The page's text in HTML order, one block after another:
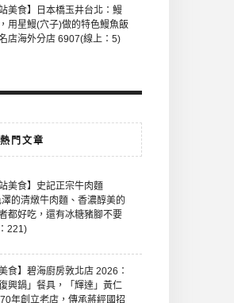
美食】日本橋玉井台北：鰻
用星鰻(穴子)做的特色鰻魚飯
店海外分店 6907(線上：5)
門文章
美食】史記正宗牛肉麵
的清燉牛肉麵、香濃醇美的
都好吃，還有冰糖豬腳不要
221)
食】碧海廚房敦北店 2026：
興鍋」餐具，「輝達」黃仁
年創立老店，傳承蔣經國招